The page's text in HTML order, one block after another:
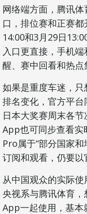
网络端方面，腾讯体
口，排位赛和正赛
14:00和3月29日
入口更直接，手机
醒、赛中回看和热点
如果是重度车迷，
排名变化，官方平台
日本大奖赛周末各
App也可同步查看实
Pro属于“部分国家
订阅和观看，仍要以
从中国观众的实际
央视系与腾讯体育，
App一起使用，基本